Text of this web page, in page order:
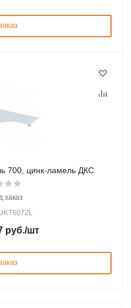
700, цинк-ламель ДКС
заказ
руб./шт